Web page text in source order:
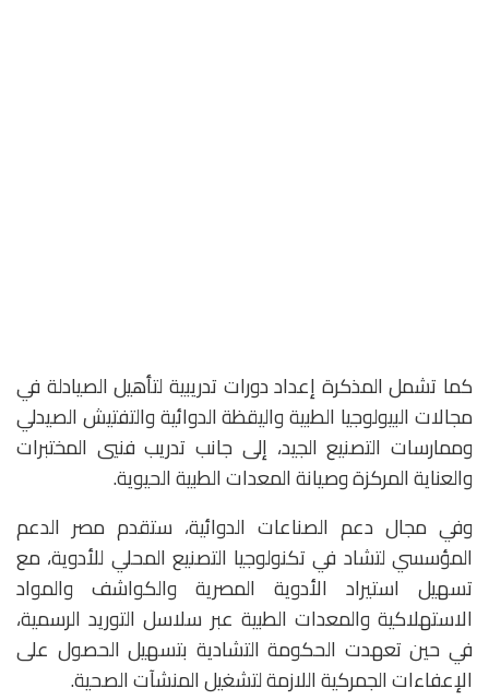
كما تشمل المذكرة إعداد دورات تدريبية لتأهيل الصيادلة في
مجالات البيولوجيا الطبية واليقظة الدوائية والتفتيش الصيدلي
وممارسات التصنيع الجيد، إلى جانب تدريب فنيي المختبرات
والعناية المركزة وصيانة المعدات الطبية الحيوية.
وفي مجال دعم الصناعات الدوائية، ستقدم مصر الدعم
المؤسسي لتشاد في تكنولوجيا التصنيع المحلي للأدوية، مع
تسهيل استيراد الأدوية المصرية والكواشف والمواد
الاستهلاكية والمعدات الطبية عبر سلاسل التوريد الرسمية،
في حين تعهدت الحكومة التشادية بتسهيل الحصول على
الإعفاءات الجمركية اللازمة لتشغيل المنشآت الصحية.